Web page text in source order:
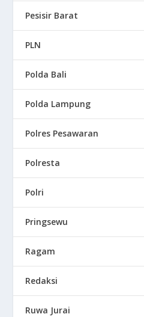
Pesisir Barat
PLN
Polda Bali
Polda Lampung
Polres Pesawaran
Polresta
Polri
Pringsewu
Ragam
Redaksi
Ruwa Jurai